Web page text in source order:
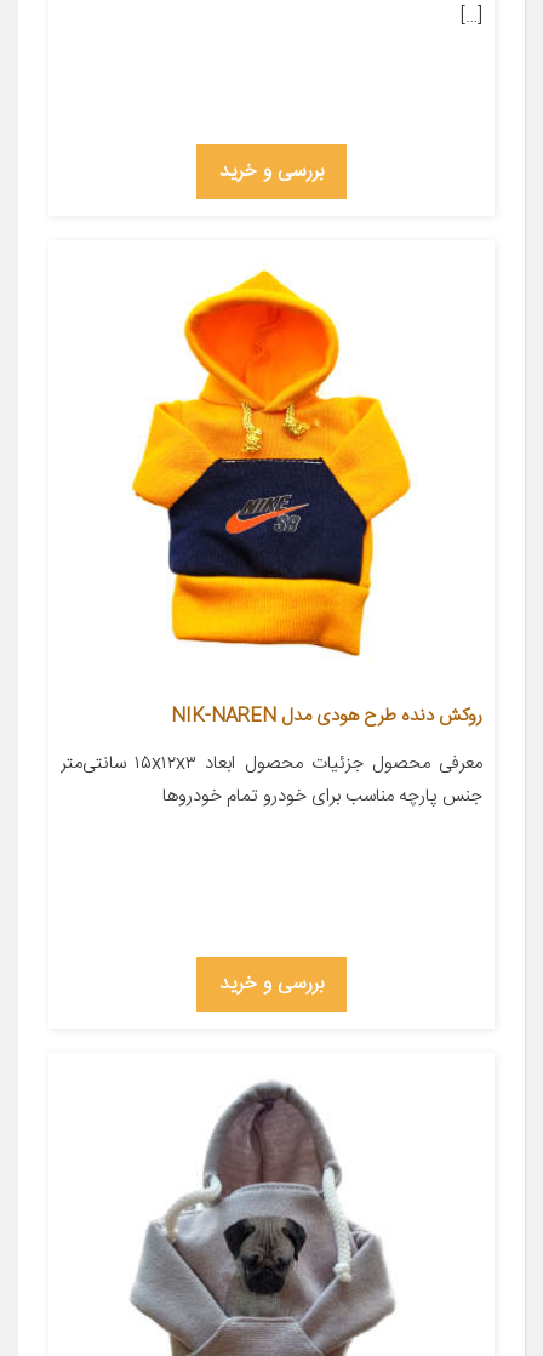
[…]
بررسی و خرید
روکش دنده طرح هودی مدل NIK-NAREN
معرفی محصول جزئیات محصول ابعاد ۱۵x۱۲x۳ سانتی‌متر
جنس پارچه مناسب برای خودرو تمام خودروها
بررسی و خرید